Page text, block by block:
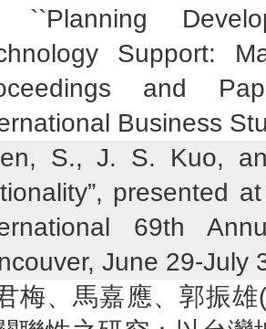
``Planning
Support:
and
Business
S., J. S. Kuo,
presented
69th
June 29-July
梅、馬嘉應、郭振